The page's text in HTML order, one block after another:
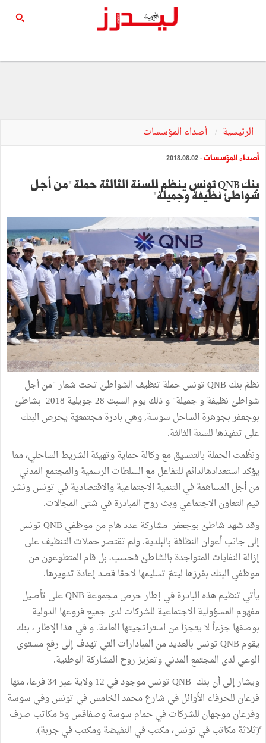
الرئيسية أصداء المؤسسات
أصداء المؤسسات- 2018.08.02
بنك QNB تونس ينظم للسنة الثالثة حملة "من أجل
شواطئ نظيفة وجميلة"
نظمّ بنك QNB تونس حملة تنظيف الشواطئ تحت شعار "من أجل
شواطئ نظيفة و جميلة" و ذلك يوم السبت 28 جويلية 2018 بشاطئ
بوجعفر بجوهرة الساحل سوسة, وهي بادرة مجتمعيّة يحرص البنك
على تنفيذها للسنة الثالثة.
ونظّمت الحملة بالتنسيق مع وكالة حماية وتهيئة الشريط الساحلي، مما
يؤكد استعدادهالدائم للتفاعل مع السلطات الرسمية والمجتمع المدني
من أجل المساهمة في التنمية الاجتماعية والاقتصادية في تونس ونشر
قيم التعاون الاجتماعي وبث روح المبادرة في شتى المجالات.
وقد شهد شاطئ بوجعفر مشاركة عدد هام من موظفي QNB تونس
إلى جانب أعوان النظافة بالبلدية. ولم تقتصر حملات التنظيف على
إزالة النفايات المتواجدة بالشاطئ فحسب، بل قام المتطوعون من
موظفي البنك بفرزها ليتمّ تسليمها لاحقا قصد إعادة تدويرها.
يأتي تنظيم هذه البادرة في إطار حرص مجموعة QNB على تأصيل
مفهوم المسؤولية الاجتماعية للشركات لدى جميع فروعها الدولية
بوصفها جزءاً لا يتجزأ من استراتجيتها العامة. و في هذا الإطار ، بنك
يقوم QNB تونس بالعديد من المبادارات التي تهدف إلى رفع مستوى
الوعي لدى المجتمع المدني وتعزيز روح المشاركة الوطنية.
ويشار إلى أن بنك QNB تونس موجود في 12 ولاية عبر 34 فرعا، منها
فرعان للحرفاء الأوائل في شارع محمد الخامس في تونس وفي سوسة
وفرعان موجهان للشركات في حمام سوسة وصفاقس و5 مكاتب صرف
ً(ثلاثة مكاتب في تونس، مكتب في النفيضة ومكتب في جربة).